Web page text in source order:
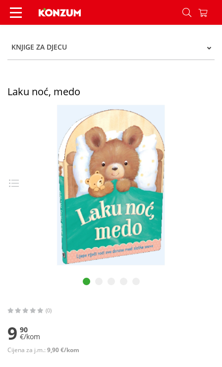
Laku noć, medo - Konzum
KNJIGE ZA DJECU
Laku noć, medo
(0)
9 90
€/kom
Cijena za j.m.: 9,90 €/kom